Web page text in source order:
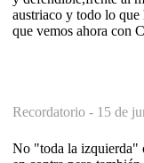
austriaco y todo lo que
que vemos ahora con
Recordatorio - 15 de
No "toda la izquierda"